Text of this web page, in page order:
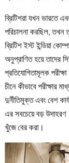
ব্রিটিশরা যখন ভারতে
পরিচালনা করছিল, তখন
ব্রিটিশ ইস্ট ইন্ডিয়া
অনুপ্রাণিত হয়ে
প্রতিযোগিতামূলক
চীনে কীভাবে পরীক্ষার
দুর্নীতিমুক্ত এবং বেশ
এর সবচেয়ে বড়
খুঁজে বের করা।